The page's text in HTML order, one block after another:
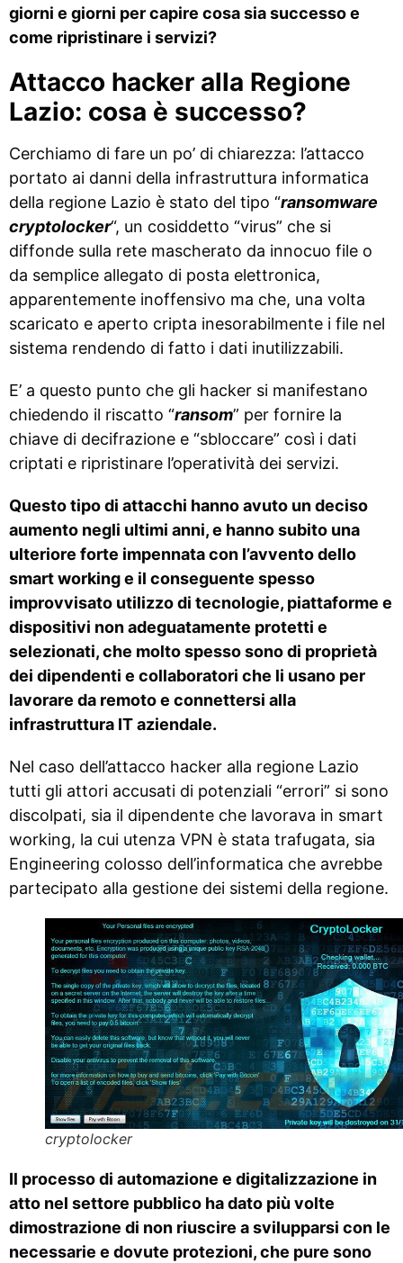
giorni e giorni per capire cosa sia successo e
come ripristinare i servizi?
Attacco hacker alla Regione
Lazio: cosa è successo?
Cerchiamo di fare un po’ di chiarezza: l’attacco
portato ai danni della infrastruttura informatica
della regione Lazio è stato del tipo “ransomware
cryptolocker“, un cosiddetto “virus” che si
diffonde sulla rete mascherato da innocuo file o
da semplice allegato di posta elettronica,
apparentemente inoffensivo ma che, una volta
scaricato e aperto cripta inesorabilmente i file nel
sistema rendendo di fatto i dati inutilizzabili.
E’ a questo punto che gli hacker si manifestano
chiedendo il riscatto “ransom” per fornire la
chiave di decifrazione e “sbloccare” così i dati
criptati e ripristinare l’operatività dei servizi.
Questo tipo di attacchi hanno avuto un deciso
aumento negli ultimi anni, e hanno subito una
ulteriore forte impennata con l’avvento dello
smart working e il conseguente spesso
improvvisato utilizzo di tecnologie, piattaforme e
dispositivi non adeguatamente protetti e
selezionati, che molto spesso sono di proprietà
dei dipendenti e collaboratori che li usano per
lavorare da remoto e connettersi alla
infrastruttura IT aziendale.
Nel caso dell’attacco hacker alla regione Lazio
tutti gli attori accusati di potenziali “errori” si sono
discolpati, sia il dipendente che lavorava in smart
working, la cui utenza VPN è stata trafugata, sia
Engineering colosso dell’informatica che avrebbe
partecipato alla gestione dei sistemi della regione.
cryptolocker
Il processo di automazione e digitalizzazione in
atto nel settore pubblico ha dato più volte
dimostrazione di non riuscire a svilupparsi con le
necessarie e dovute protezioni, che pure sono